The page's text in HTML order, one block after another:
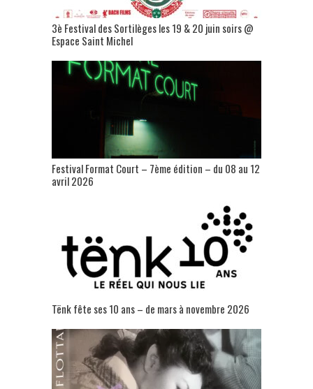
3è Festival des Sortilèges les 19 & 20 juin soirs @
Espace Saint Michel
Festival Format Court – 7ème édition – du 08 au 12
avril 2026
Tënk fête ses 10 ans – de mars à novembre 2026